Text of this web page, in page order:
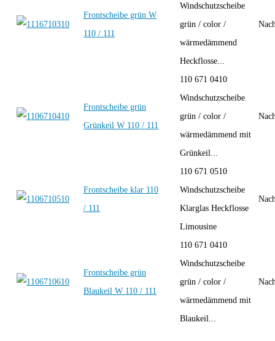
Frontscheibe grün W
110 / 111
Windschutzscheibe
grün / color /
wärmedämmend
Heckflosse...
Frontscheibe grün
Grünkeil W 110 / 111
110 671 0410
Windschutzscheibe
grün / color /
wärmedämmend mit
Grünkeil...
Frontscheibe klar 110
/ 111
110 671 0510
Windschutzscheibe
Klarglas Heckflosse
Limousine
Frontscheibe grün
Blaukeil W 110 / 111
110 671 0410
Windschutzscheibe
grün / color /
wärmedämmend mit
Blaukeil...